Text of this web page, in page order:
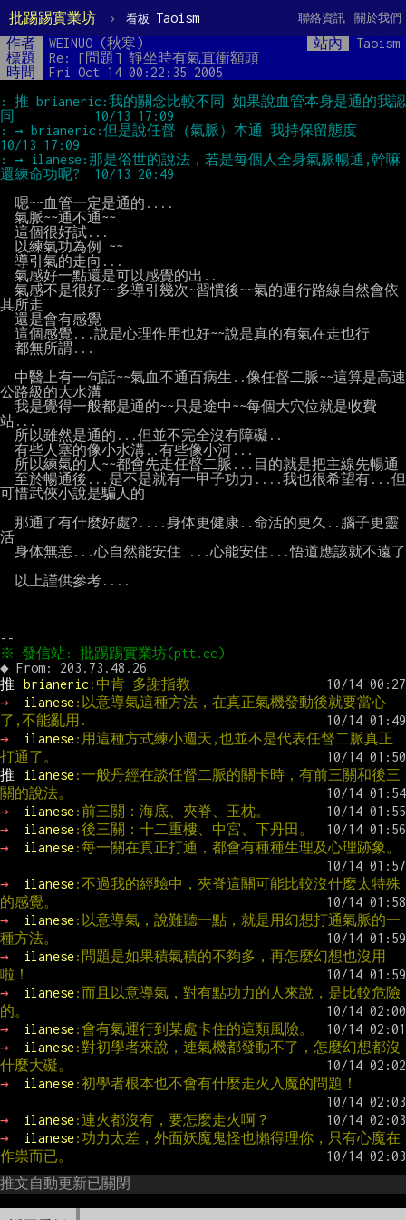
批踢踢實業坊 › 看板 Taoism 關於我們
聯絡資訊
作者 WEINUO (秋寒) 站內
Taoism
標題
Re: [問題] 靜坐時有氣直衝額頭
時間
Fri Oct 14 00:22:35 2005
: 推 brianeric:我的關念比較不同 如果說血管本身是通的我認
: → brianeric:但是說任督（氣脈）本通 我持保留態度
: → ilanese:那是俗世的說法，若是每個人全身氣脈暢通,幹嘛
其所走
公路級的大水溝
站...
可惜武俠小說是騙人的
活
推
brianeric :中肯 多謝指教
→
ilanese:以意導氣這種方法，在真正氣機發動後就要當心
了,不能亂用.
→
ilanese:用這種方式練小週天,也並不是代表任督二脈真正
打通了。
推
ilanese:一般丹經在談任督二脈的關卡時，有前三關和後三
關的說法。
→
ilanese:前三關：海底、夾脊、玉枕。
→
ilanese:後三關：十二重樓、中宮、下丹田。
→
ilanese:每一關在真正打通，都會有種種生理及心理跡象。
→ ilanese:不過我的經驗中，夾脊這關可能比較沒什麼太特殊
的感覺。
→
ilanese:以意導氣，說難聽一點，就是用幻想打通氣脈的一
種方法。
→
ilanese:問題是如果積氣積的不夠多，再怎麼幻想也沒用
啦！
→
ilanese:而且以意導氣，對有點功力的人來說，是比較危險
的。
→
ilanese:會有氣運行到某處卡住的這類風險。
→
ilanese:對初學者來說，連氣機都發動不了，怎麼幻想都沒
什麼大礙。
→
ilanese:初學者根本也不會有什麼走火入魔的問題！
→ ilanese:連火都沒有，要怎麼走火啊？
→
ilanese:功力太差，外面妖魔鬼怪也懶得理你，只有心魔在
作祟而已。
推文自動更新已關閉